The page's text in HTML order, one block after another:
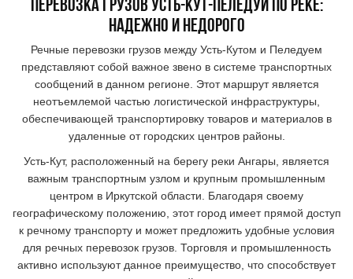
перевозка грузовУСТЬ-КУТ-Пеледуй по реке:
надежно и недорого
Речные перевозки грузов между Усть-Кутом и Пеледуем
представляют собой важное звено в системе транспортных
сообщений в данном регионе. Этот маршрут является
неотъемлемой частью логистической инфраструктуры,
обеспечивающей транспортировку товаров и материалов в
удаленные от городских центров районы.
Усть-Кут, расположенный на берегу реки Ангары, является
важным транспортным узлом и крупным промышленным
центром в Иркутской области. Благодаря своему
географическому положению, этот город имеет прямой доступ
к речному транспорту и может предложить удобные условия
для речных перевозок грузов. Торговля и промышленность
активно используют данное преимущество, что способствует